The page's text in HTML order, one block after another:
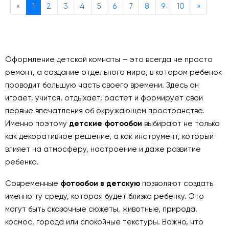
« Previous
1 2 3 4 5 6 7 8 9 10 »Next
Оформление детской комнаты — это всегда не просто
ремонт, а создание отдельного мира, в котором ребенок
проводит большую часть своего времени. Здесь он
играет, учится, отдыхает, растет и формирует свои
первые впечатления об окружающем пространстве.
Именно поэтому детские фотообои выбирают не только
как декоративное решение, а как инструмент, который
влияет на атмосферу, настроение и даже развитие
ребенка.
Современные фотообои в детскую позволяют создать
именно ту среду, которая будет близка ребенку. Это
могут быть сказочные сюжеты, животные, природа,
космос, города или спокойные текстуры. Важно, что